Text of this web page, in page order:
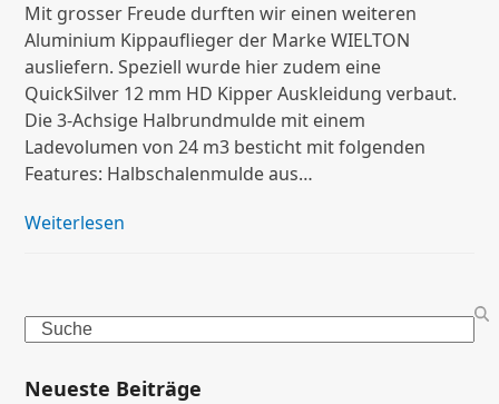
Mit grosser Freude durften wir einen weiteren
Aluminium Kippauflieger der Marke WIELTON
ausliefern. Speziell wurde hier zudem eine
QuickSilver 12 mm HD Kipper Auskleidung verbaut.
Die 3-Achsige Halbrundmulde mit einem
Ladevolumen von 24 m3 besticht mit folgenden
Features: Halbschalenmulde aus…
Weiterlesen
Search
Neueste Beiträge